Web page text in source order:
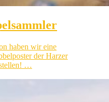
haben wir eine
der Harzer
…